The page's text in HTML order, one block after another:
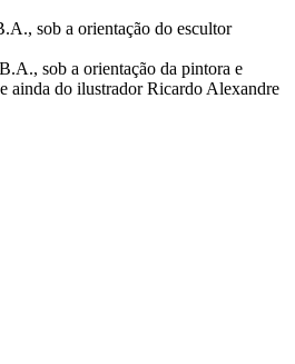
sob a orientação do escultor
sob a orientação da pintora e
ainda do ilustrador Ricardo Alexandre